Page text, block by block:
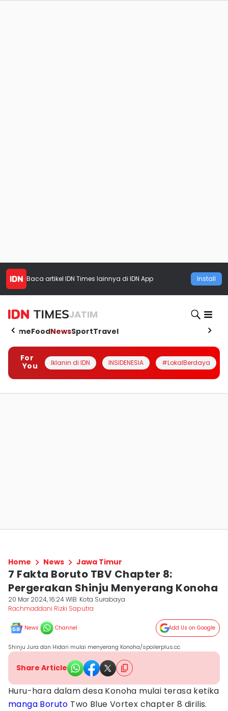
Baca artikel IDN Times lainnya di IDN App Install
JATIM
HomeFoodNewsSportTravel
For
You
Iklanin di IDN INSIDENESIA #LokalBerdaya
Home News Jawa Timur
7 Fakta Boruto TBV Chapter 8:
Pergerakan Shinju Menyerang Konoha
20 Mar 2024, 16:24 WIB Kota Surabaya
Rachmaddani Rizki Saputra
News Channel Add Us on Google
Shinju Jura dan Hidari mulai menyerang Konoha/spoilerplus.cc
Share Article
Huru-hara dalam desa Konoha mulai terasa ketika
manga Boruto Two Blue Vortex chapter 8 dirilis.